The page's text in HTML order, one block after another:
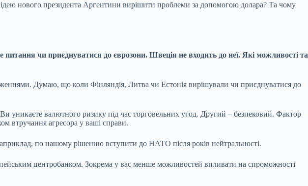
нового президента Аргентини вирішити проблеми за допомогою долара? Та чому
питання чи приєднуватися до єврозони. Швеція не входить до неї. Які можливості та
Думаю, що коли Фінляндія, Литва чи Естонія вирішували чи приєднуватися до
уникаєте валютного ризику під час торговельних угод. Другий – безпековий. Фактор
втручання агресора у ваші справи.
по нашому рішенню вступити до НАТО після років нейтральності.
центробанком. Зокрема у вас менше можливостей впливати на спроможності